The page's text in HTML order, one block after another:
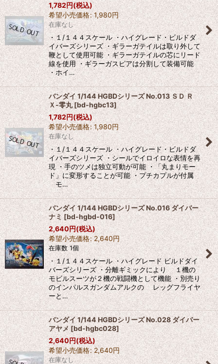
1,782円(税込)
希望小売価格: 1,980円
在庫なし
・１/１４４スケール ・ハイグレード・ビルドダ
イバーズシリーズ ・ギラーガテイルは取り外して
鞭として使用可能 ・ギラーガテイルの芯にリード
線を使用 ・ギラーガスピアは分割して装備可能
・ホイ…
バンダイ 1/144 HGBDシリーズ No.013 ＳＤ Ｒ
Ｘ-零丸[bd-hgbc13]
1,782円(税込)
希望小売価格: 1,980円
在庫なし
・１/１４４スケール ・ハイグレード・ビルドダ
イバーズシリーズ ・シールでイロイロな表情を再
現 ・手のツメは独立可動が可能 ・「丸まりモー
ド」に変形することが可能 ・プチカプルが付属
モ…
バンダイ 1/144 HGBDシリーズ No.016 ダイバー
ナミ [bd-hgbd-016]
2,640円(税込)
希望小売価格: 2,640円
在庫数 1個
・１/１４４スケール ・ハイグレード ビルドダイ
バーズシリーズ ・分離ギミックにより １機の
モビルスーツが２機の戦闘機として機能 ・別売り
のインパルスガンダムアルクの レッグフライヤ
ーと…
バンダイ 1/144 HGBDシリーズ No.028 ダイバー
アヤメ[bd-hgbc028]
2,640円(税込)
希望小売価格: 2,640円
在庫なし